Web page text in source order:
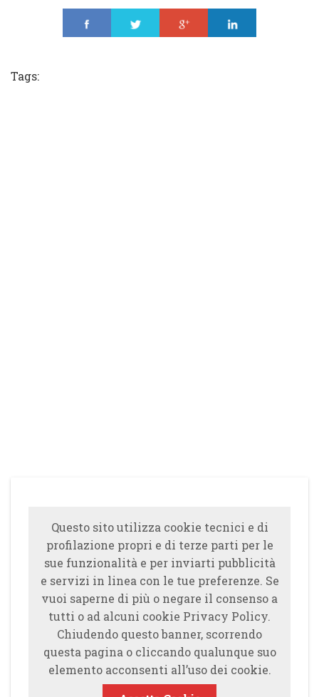
Tags:
Questo sito utilizza cookie tecnici e di
profilazione propri e di terze parti per le
sue funzionalità e per inviarti pubblicità
e servizi in linea con le tue preferenze. Se
vuoi saperne di più o negare il consenso a
tutti o ad alcuni cookie Privacy Policy.
Chiudendo questo banner, scorrendo
questa pagina o cliccando qualunque suo
elemento acconsenti all’uso dei cookie.